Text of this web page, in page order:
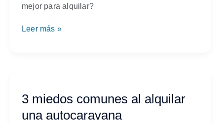
mejor para alquilar?
Leer más »
3 miedos comunes al alquilar
una autocaravana
comunes
al
alquilar